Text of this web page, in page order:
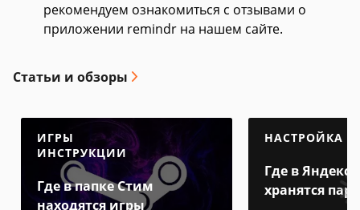
рекомендуем ознакомиться с отзывами о
приложении remindr на нашем сайте.
Статьи и обзоры
ИГРЫ
ИНСТРУКЦИИ
Где в папке Стим
находятся игры
НАСТРОЙКА
Где в Яндекс
хранятся